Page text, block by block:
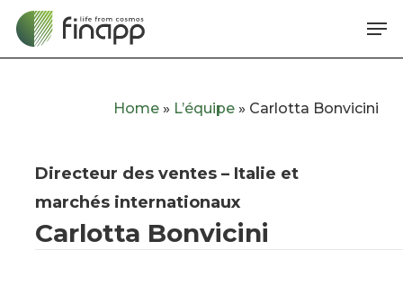
Skip
Home » L’équipe » Carlotta Bonvicini
Directeur des ventes – Italie et
marchés internationaux
Carlotta Bonvicini